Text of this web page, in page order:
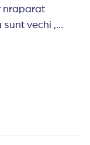
nraparat
becul in jos .
sa fie unul
a fos foarte
nu se